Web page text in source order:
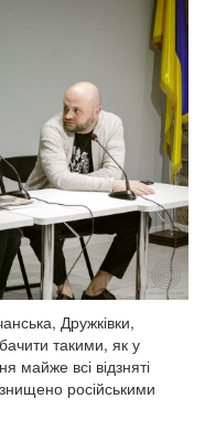
Дружківки,
такими, як у
майже всі відзняті
російськими